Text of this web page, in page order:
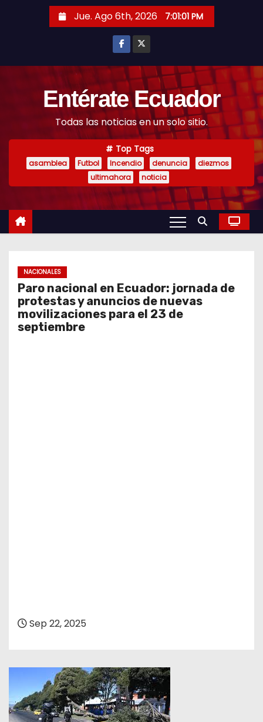
Jue. Ago 6th, 2026 7:01:03 PM
Entérate Ecuador
Todas las noticias en un solo sitio.
Top Tags
asamblea Futbol Incendio denuncia
diezmos
ultimahora
noticia
NACIONALES
Paro nacional en Ecuador: jornada de
protestas y anuncios de nuevas
movilizaciones para el 23 de
septiembre
Sep 22, 2025